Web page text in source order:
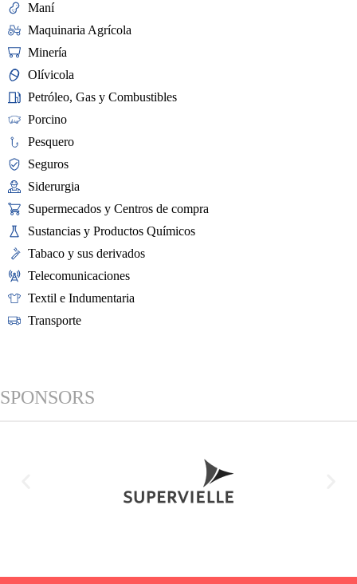
Maní
Maquinaria Agrícola
Minería
Olívicola
Petróleo, Gas y Combustibles
Porcino
Pesquero
Seguros
Siderurgia
Supermecados y Centros de compra
Sustancias y Productos Químicos
Tabaco y sus derivados
Telecomunicaciones
Textil e Indumentaria
Transporte
SPONSORS